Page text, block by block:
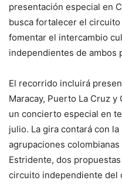
presentación especial en
busca fortalecer el
fomentar el intercambio
independientes de ambos
El recorrido incluirá
Maracay, Puerto La Cruz
un concierto especial en
julio. La gira contará con
agrupaciones
Estridente, dos
circuito independiente del